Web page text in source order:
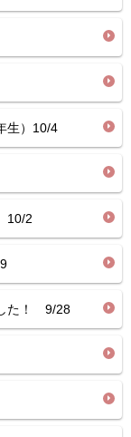
生）10/4
10/2
た！ 9/28